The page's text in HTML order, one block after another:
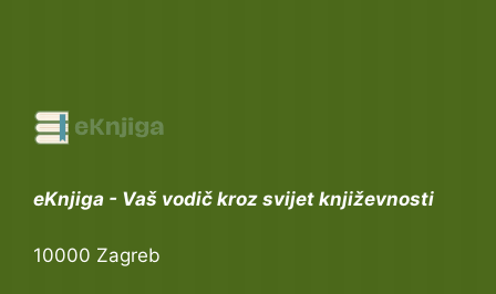
eKnjiga - Vaš vodič kroz svijet književnosti
10000 Zagreb